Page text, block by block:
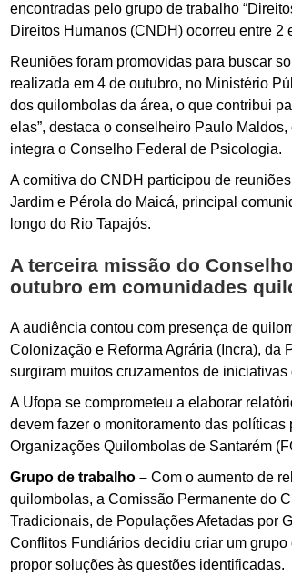
encontradas pelo grupo de trabalho
Direitos Humanos (CNDH) ocorreu entre
Reuniões foram promovidas para buscar
realizada em 4 de outubro, no Ministério
dos quilombolas da área, o que contribui
elas”, destaca o conselheiro Paulo
integra o Conselho Federal de Psicologia.
A comitiva do CNDH participou de
Jardim e Pérola do Maicá, principal
longo do Rio Tapajós.
A terceira missão do
outubro em comunidades
A audiência contou com presença de
Colonização e Reforma Agrária (Incra), da
surgiram muitos cruzamentos de
A Ufopa se comprometeu a elaborar
devem fazer o monitoramento das
Organizações Quilombolas de Santarém
Grupo de trabalho – Com o aumento de
quilombolas, a Comissão Permanente do
Tradicionais, de Populações Afetadas por
Conflitos Fundiários decidiu criar um
propor soluções às questões identificadas.